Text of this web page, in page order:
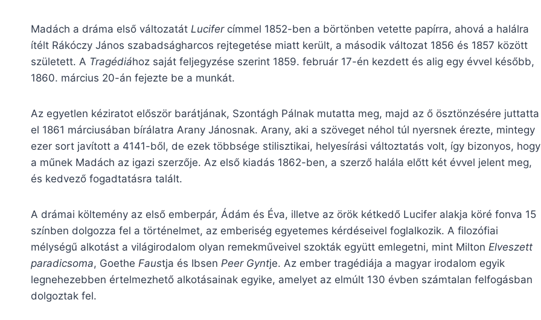
Madách a dráma első változatát Lucifer címmel 1852-ben a börtönben vetette papírra, ahová a halálra
ítélt Rákóczy János szabadságharcos rejtegetése miatt került, a második változat 1856 és 1857 között
született. A Tragédiához saját feljegyzése szerint 1859. február 17-én kezdett és alig egy évvel később,
1860. március 20-án fejezte be a munkát.
Az egyetlen kéziratot először barátjának, Szontágh Pálnak mutatta meg, majd az ő ösztönzésére juttatta
el 1861 márciusában bírálatra Arany Jánosnak. Arany, aki a szöveget néhol túl nyersnek érezte, mintegy
ezer sort javított a 4141-ből, de ezek többsége stilisztikai, helyesírási változtatás volt, így bizonyos, hogy
a műnek Madách az igazi szerzője. Az első kiadás 1862-ben, a szerző halála előtt két évvel jelent meg,
és kedvező fogadtatásra talált.
A drámai költemény az első emberpár, Ádám és Éva, illetve az örök kétkedő Lucifer alakja köré fonva 15
színben dolgozza fel a történelmet, az emberiség egyetemes kérdéseivel foglalkozik. A filozófiai
mélységű alkotást a világirodalom olyan remekműveivel szokták együtt emlegetni, mint Milton Elveszett
paradicsoma, Goethe Faustja és Ibsen Peer Gyntje. Az ember tragédiája a magyar irodalom egyik
legnehezebben értelmezhető alkotásainak egyike, amelyet az elmúlt 130 évben számtalan felfogásban
dolgoztak fel.